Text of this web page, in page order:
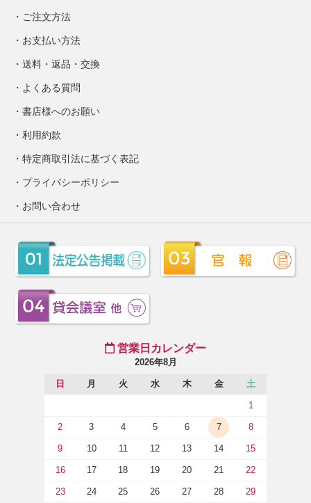
ご注文方法
お支払い方法
送料・返品・交換
よくある質問
書店様へのお願い
利用約款
特定商取引法に基づく表記
プライバシーポリシー
お問い合わせ
営業日カレンダー
2026年8月
日 月 火 水 木 金 土
1
2 3 4 5 6 7 8
9 10 11 12 13 14 15
16 17 18 19 20 21 22
23 24 25 26 27 28 29